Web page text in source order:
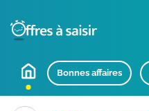
Bonnes affaires